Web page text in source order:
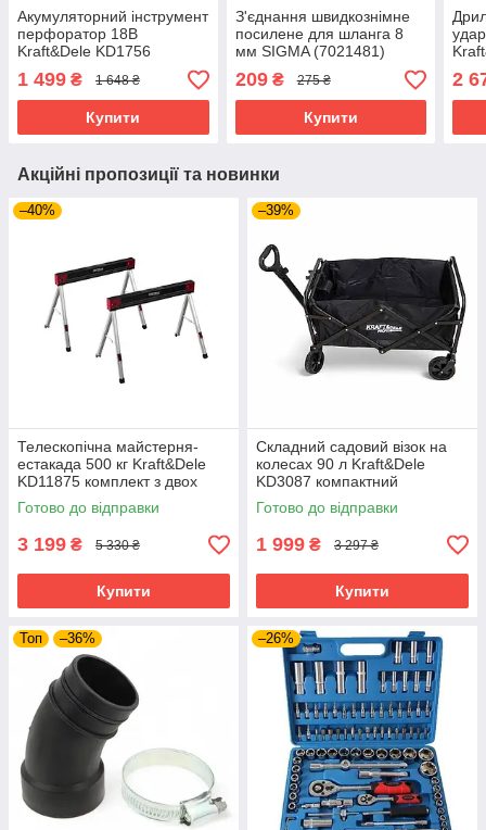
Акумуляторний інструмент
перфоратор 18В
Kraft&Dele KD1756
компактний ударний
перфоратор
1 499 ₴ 1 648 ₴
Купити
З'єднання швидкознімне
посилене для шланга 8
мм SIGMA (7021481)
з'єднання швидкознімне
високого тиску
209₴ 275 ₴
Купити
2
Акційні пропозиції та новинки
–40%
Телескопічна майстерня-
естакада 500 кг Kraft&Dele
KD11875 комплект з двох
регульованих стійок
Готово до відправки
3 199 ₴ 5 330 ₴
Купити
–39%
Складний садовий візок на
колесах 90 л Kraft&Dele
KD3087 компактний
транспортний візок
Готово до відправки
1 999 ₴ 3 297 ₴
Купити
Топ –36% –26%